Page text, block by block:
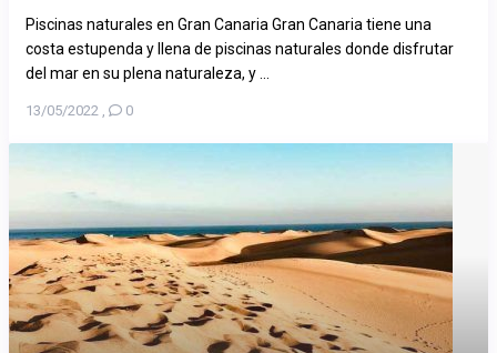
Piscinas naturales en Gran Canaria Gran Canaria tiene una
costa estupenda y llena de piscinas naturales donde disfrutar
del mar en su plena naturaleza, y ...
13/05/2022 , 0